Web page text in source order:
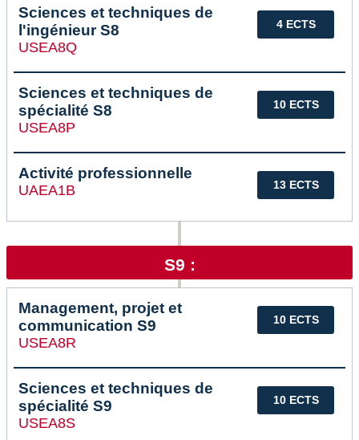
4 ECTS
Sciences et techniques de
l'ingénieur S8
USEA8Q
10 ECTS
Sciences et techniques de
spécialité S8
USEA8P
13 ECTS
Activité professionnelle
UAEA1B
S9 :
10 ECTS
Management, projet et
communication S9
USEA8R
10 ECTS
Sciences et techniques de
spécialité S9
USEA8S